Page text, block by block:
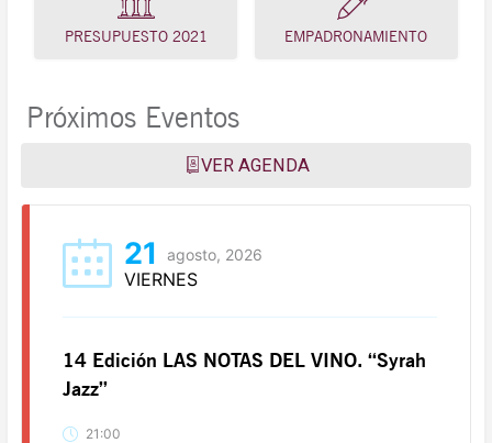
PRESUPUESTO 2021 EMPADRONAMIENTO
Próximos Eventos
VER AGENDA
21 agosto, 2026
VIERNES
14 Edición LAS NOTAS DEL VINO. “Syrah
Jazz”
21:00